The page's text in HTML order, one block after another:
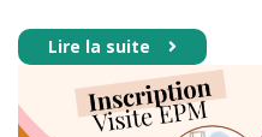
Lire la suite